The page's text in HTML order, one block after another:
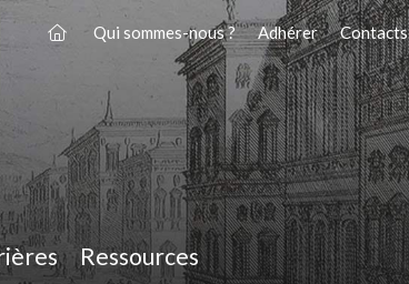
Qui sommes-nous ? Adhérer Contacts
Ressources